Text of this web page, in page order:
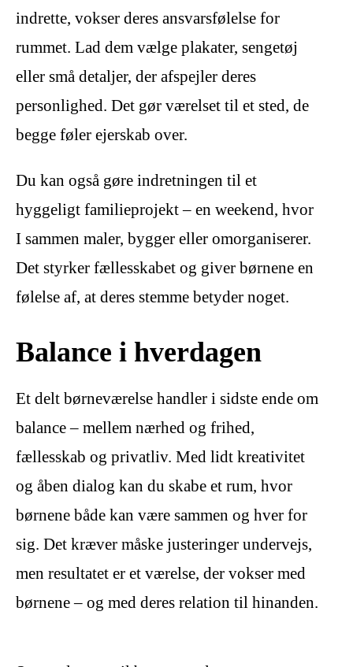
indrette, vokser deres ansvarsfølelse for
rummet. Lad dem vælge plakater, sengetøj
eller små detaljer, der afspejler deres
personlighed. Det gør værelset til et sted, de
begge føler ejerskab over.
Du kan også gøre indretningen til et
hyggeligt familieprojekt – en weekend, hvor
I sammen maler, bygger eller omorganiserer.
Det styrker fællesskabet og giver børnene en
følelse af, at deres stemme betyder noget.
Balance i hverdagen
Et delt børneværelse handler i sidste ende om
balance – mellem nærhed og frihed,
fællesskab og privatliv. Med lidt kreativitet
og åben dialog kan du skabe et rum, hvor
børnene både kan være sammen og hver for
sig. Det kræver måske justeringer undervejs,
men resultatet er et værelse, der vokser med
børnene – og med deres relation til hinanden.